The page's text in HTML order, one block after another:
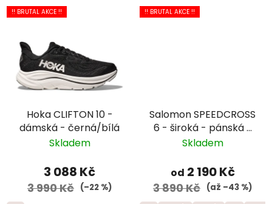
!! BRUTAL AKCE !!
Hoka CLIFTON 10 -
dámská - černá/bílá
Skladem
3 088 Kč
3 990 Kč (–22 %)
!! BRUTAL AKCE !!
Salomon SPEEDCROSS
6 - široká - pánská -
šedá/černá
Skladem
od 2 190 Kč
3 890 Kč (až –43 %)